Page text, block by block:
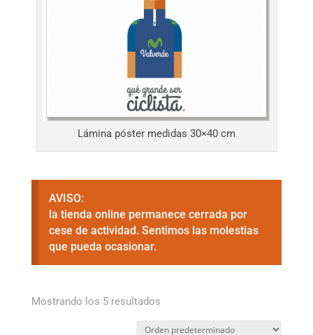
Lámina póster medidas 30×40 cm
AVISO:
la tienda online permanece cerrada por
cese de actividad. Sentimos las molestias
que pueda ocasionar.
Mostrando los 5 resultados